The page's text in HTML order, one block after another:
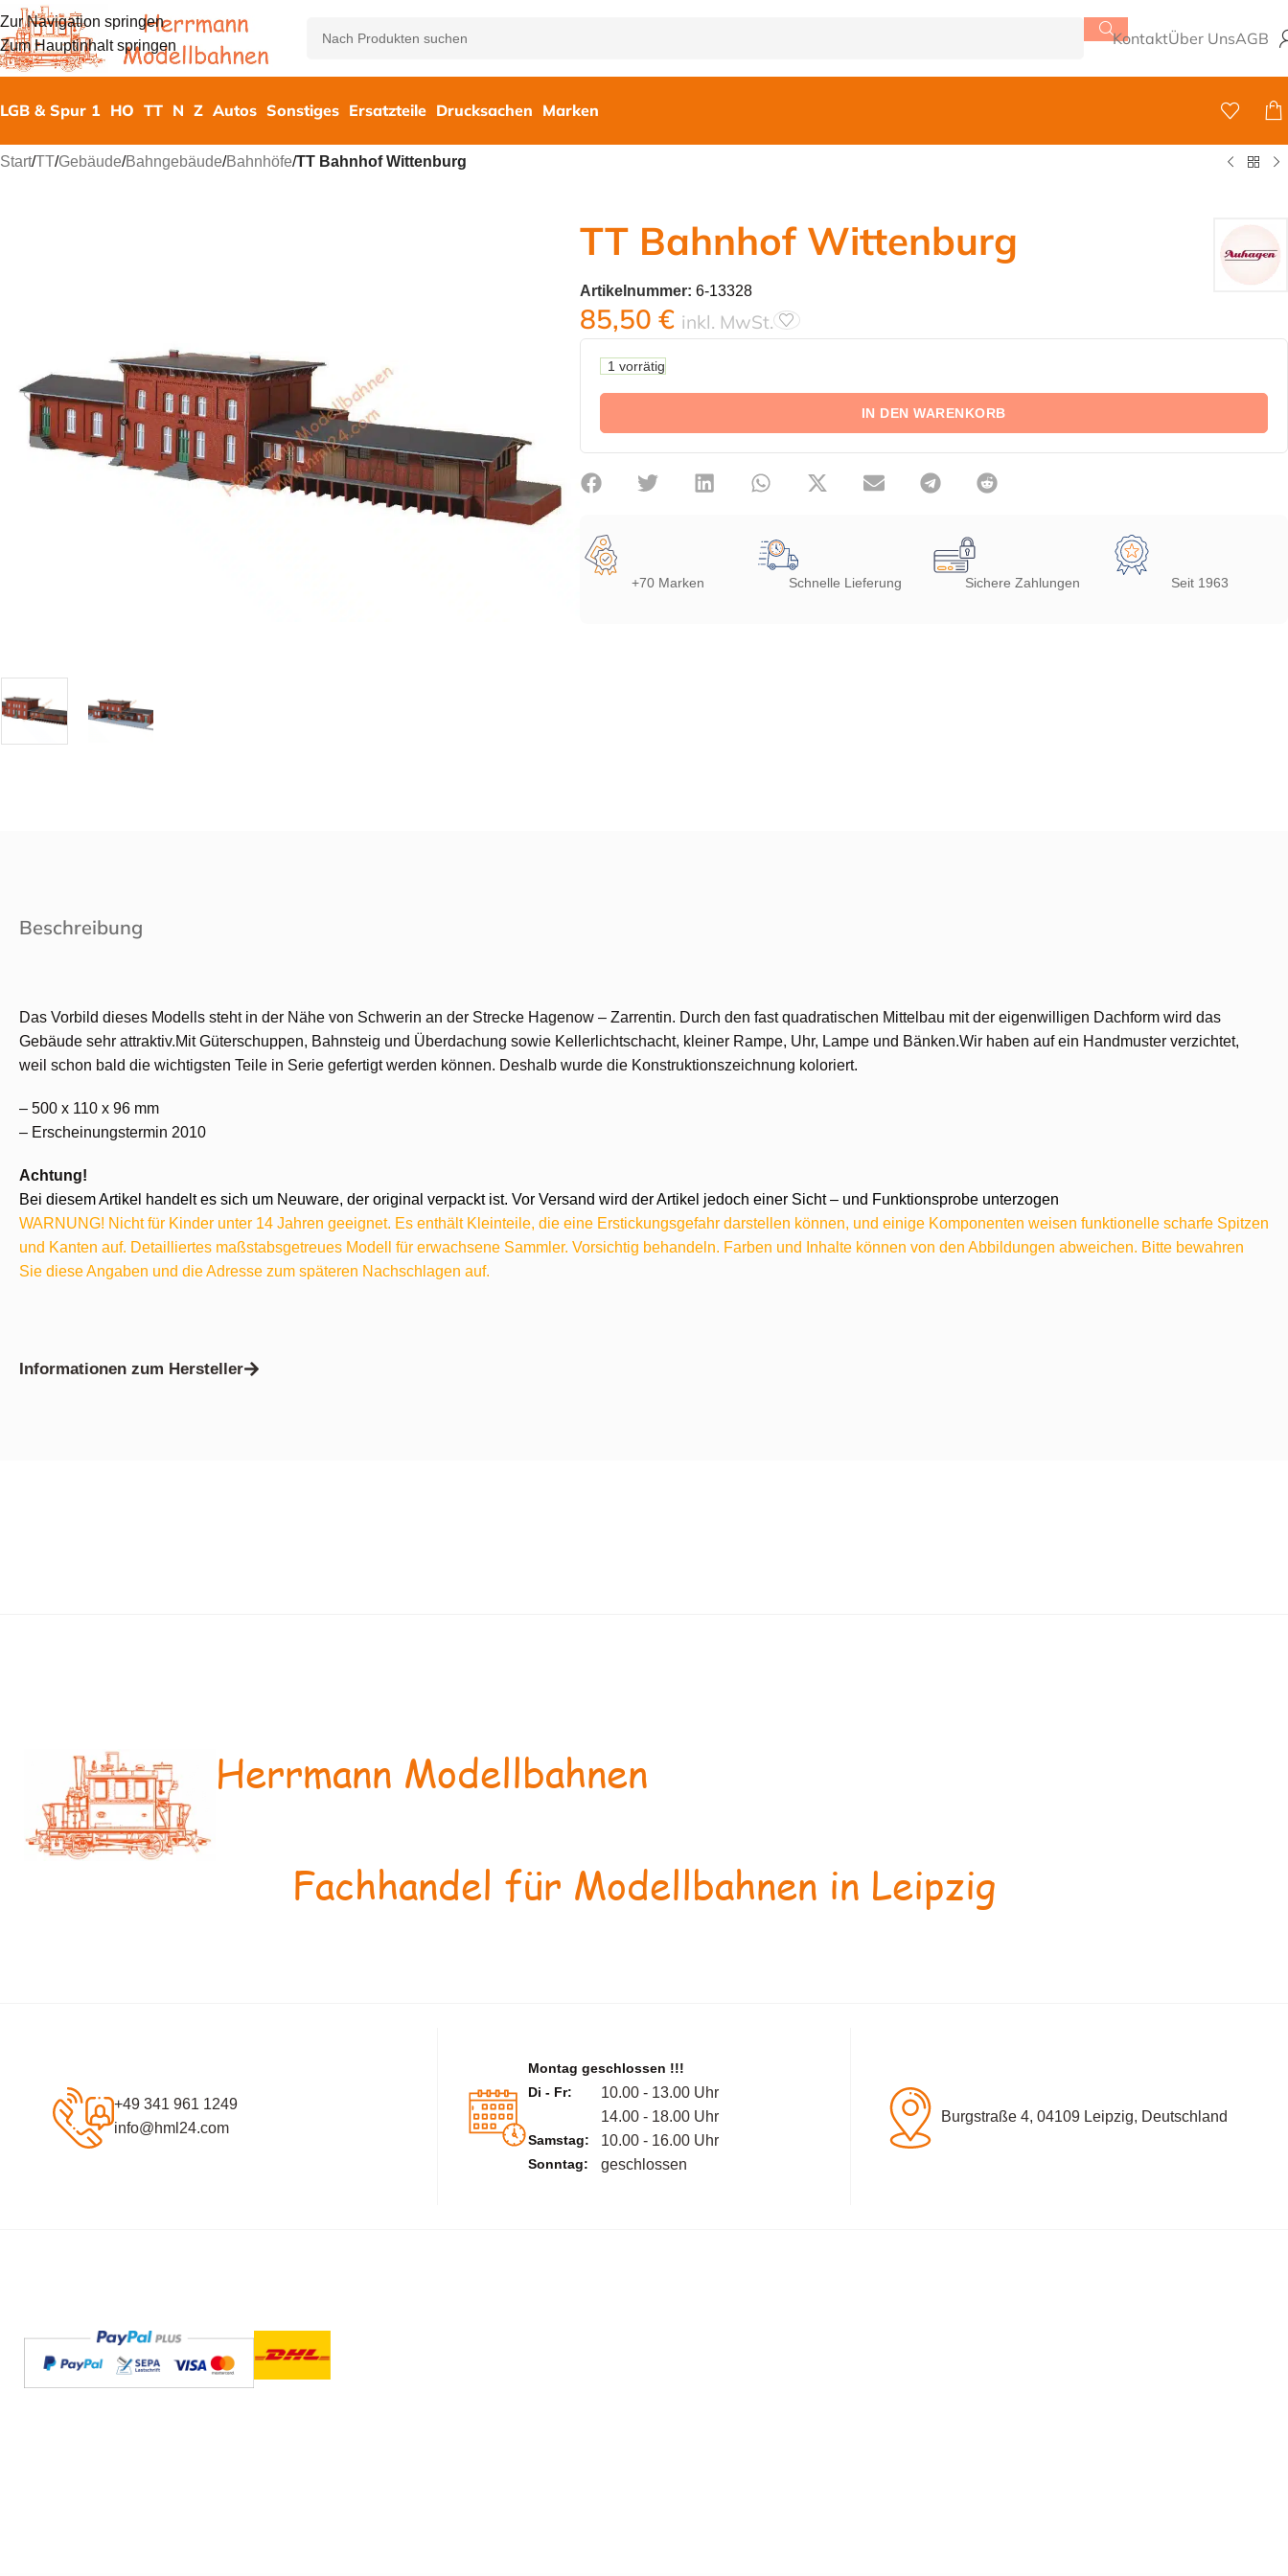
Zur Navigation springen
Zum Hauptinhalt springen
KontaktÜber UnsAGB
LGB & Spur 1 HO TT N Z Autos Sonstiges Ersatzteile Drucksachen Marken
Start/TT/Gebäude/Bahngebäude/Bahnhöfe/TT Bahnhof Wittenburg
TT Bahnhof Wittenburg
Artikelnummer: 6-13328
85,50 € inkl. MwSt.
1 vorrätig
IN DEN WARENKORB
+70 Marken Schnelle Lieferung Sichere Zahlungen Seit 1963
Beschreibung
Das Vorbild dieses Modells steht in der Nähe von Schwerin an der Strecke Hagenow – Zarrentin. Durch den fast quadratischen Mittelbau mit der eigenwilligen Dachform wird das
Gebäude sehr attraktiv.Mit Güterschuppen, Bahnsteig und Überdachung sowie Kellerlichtschacht, kleiner Rampe, Uhr, Lampe und Bänken.Wir haben auf ein Handmuster verzichtet,
weil schon bald die wichtigsten Teile in Serie gefertigt werden können. Deshalb wurde die Konstruktionszeichnung koloriert.
– 500 x 110 x 96 mm
– Erscheinungstermin 2010
Achtung!
Bei diesem Artikel handelt es sich um Neuware, der original verpackt ist. Vor Versand wird der Artikel jedoch einer Sicht – und Funktionsprobe unterzogen
WARNUNG! Nicht für Kinder unter 14 Jahren geeignet. Es enthält Kleinteile, die eine Erstickungsgefahr darstellen können, und einige Komponenten weisen funktionelle scharfe Spitzen
und Kanten auf. Detailliertes maßstabsgetreues Modell für erwachsene Sammler. Vorsichtig behandeln. Farben und Inhalte können von den Abbildungen abweichen. Bitte bewahren
Sie diese Angaben und die Adresse zum späteren Nachschlagen auf.
Informationen zum Hersteller
Herrmann Modellbahnen
Fachhandel für Modellbahnen in Leipzig
+49 341 961 1249
info@hml24.com
Montag geschlossen !!!
Di - Fr:
10.00 - 13.00 Uhr
14.00 - 18.00 Uhr
Samstag: 10.00 - 16.00 Uhr
Sonntag: geschlossen
Burgstraße 4, 04109 Leipzig, Deutschland